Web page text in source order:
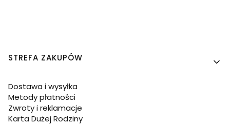
Linki w stopce
STREFA ZAKUPÓW
Dostawa i wysyłka
Metody płatności
Zwroty i reklamacje
Karta Dużej Rodziny